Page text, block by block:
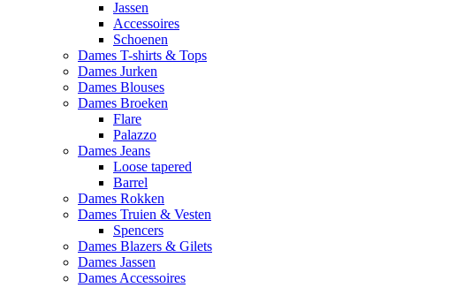
Jassen
Accessoires
Schoenen
Dames T-shirts & Tops
Dames Jurken
Dames Blouses
Dames Broeken
Flare
Palazzo
Dames Jeans
Loose tapered
Barrel
Dames Rokken
Dames Truien & Vesten
Spencers
Dames Blazers & Gilets
Dames Jassen
Dames Accessoires